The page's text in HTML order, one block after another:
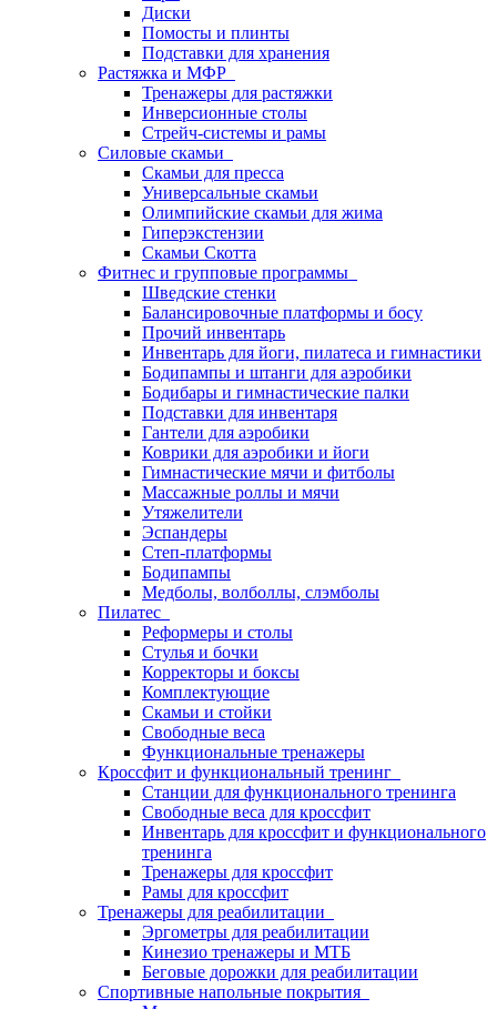
Диски
Помосты и плинты
Подставки для хранения
Растяжка и МФР
Тренажеры для растяжки
Инверсионные столы
Стрейч-системы и рамы
Силовые скамьи
Скамьи для пресса
Универсальные скамьи
Олимпийские скамьи для жима
Гиперэкстензии
Скамьи Скотта
Фитнес и групповые программы
Шведские стенки
Балансировочные платформы и босу
Прочий инвентарь
Инвентарь для йоги, пилатеса и гимнастики
Бодипампы и штанги для аэробики
Бодибары и гимнастические палки
Подставки для инвентаря
Гантели для аэробики
Коврики для аэробики и йоги
Гимнастические мячи и фитболы
Массажные роллы и мячи
Утяжелители
Эспандеры
Степ-платформы
Бодипампы
Медболы, волболлы, слэмболы
Пилатес
Реформеры и столы
Стулья и бочки
Корректоры и боксы
Комплектующие
Скамьи и стойки
Свободные веса
Функциональные тренажеры
Кроссфит и функциональный тренинг
Станции для функционального тренинга
Свободные веса для кроссфит
Инвентарь для кроссфит и функционального
тренинга
Тренажеры для кроссфит
Рамы для кроссфит
Тренажеры для реабилитации
Эргометры для реабилитации
Кинезио тренажеры и МТБ
Беговые дорожки для реабилитации
Спортивные напольные покрытия